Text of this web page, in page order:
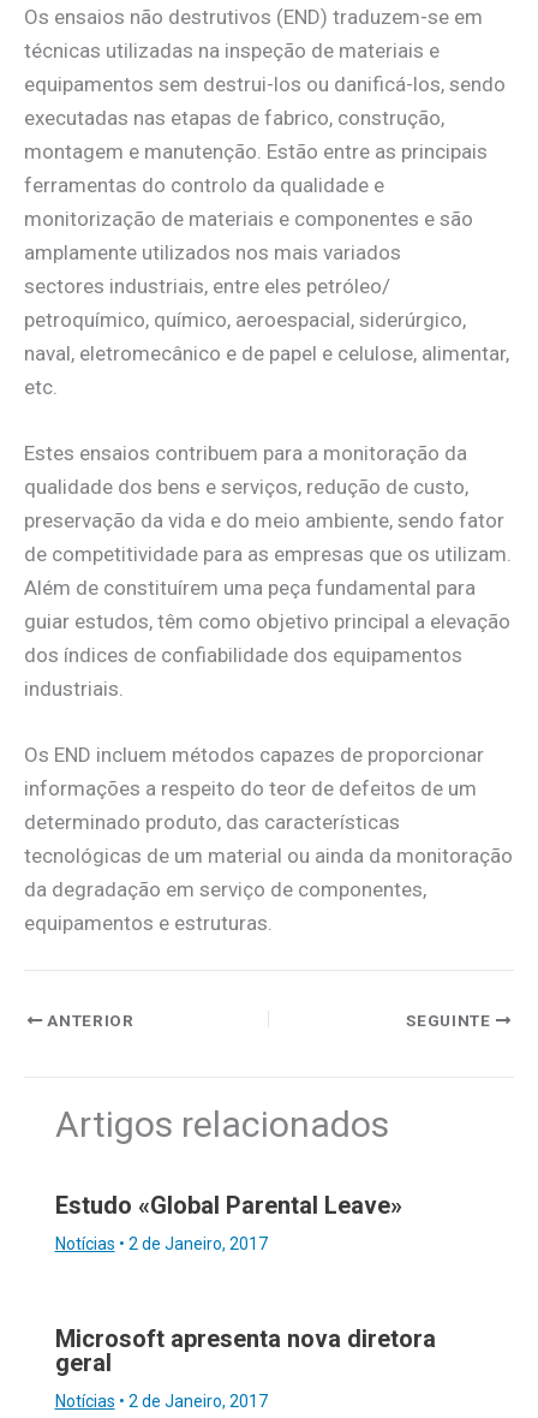
Os ensaios não destrutivos (END) traduzem-se em
técnicas utilizadas na inspeção de materiais e
equipamentos sem destrui-los ou danificá-los, sendo
executadas nas etapas de fabrico, construção,
montagem e manutenção. Estão entre as principais
ferramentas do controlo da qualidade e
monitorização de materiais e componentes e são
amplamente utilizados nos mais variados
sectores industriais, entre eles petróleo/
petroquímico, químico, aeroespacial, siderúrgico,
naval, eletromecânico e de papel e celulose, alimentar,
etc.
Estes ensaios contribuem para a monitoração da
qualidade dos bens e serviços, redução de custo,
preservação da vida e do meio ambiente, sendo fator
de competitividade para as empresas que os utilizam.
Além de constituírem uma peça fundamental para
guiar estudos, têm como objetivo principal a elevação
dos índices de confiabilidade dos equipamentos
industriais.
Os END incluem métodos capazes de proporcionar
informações a respeito do teor de defeitos de um
determinado produto, das características
tecnológicas de um material ou ainda da monitoração
da degradação em serviço de componentes,
equipamentos e estruturas.
ANTERIOR SEGUINTE
Artigos relacionados
Estudo «Global Parental Leave»
Notícias • 2 de Janeiro, 2017
Microsoft apresenta nova diretora
geral
Notícias • 2 de Janeiro, 2017